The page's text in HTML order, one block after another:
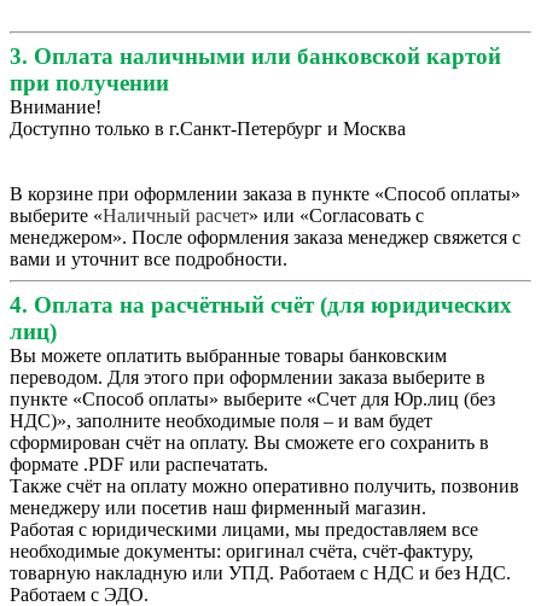
3. Оплата наличными или банковской картой
при получении
Внимание!
Доступно только в г.Санкт-Петербург и Москва
В корзине при оформлении заказа в пункте «Способ оплаты»
выберите «Наличный расчет» или «Согласовать с
менеджером». После оформления заказа менеджер свяжется с
вами и уточнит все подробности.
4. Оплата на расчётный счёт (для юридических
лиц)
Вы можете оплатить выбранные товары банковским
переводом. Для этого при оформлении заказа выберите в
пункте «Способ оплаты» выберите «Счет для Юр.лиц (без
НДС)», заполните необходимые поля – и вам будет
сформирован счёт на оплату. Вы сможете его сохранить в
формате .PDF или распечатать.
Также счёт на оплату можно оперативно получить, позвонив
менеджеру или посетив наш фирменный магазин.
Работая с юридическими лицами, мы предоставляем все
необходимые документы: оригинал счёта, счёт-фактуру,
товарную накладную или УПД. Работаем с НДС и без НДС.
Работаем с ЭДО.